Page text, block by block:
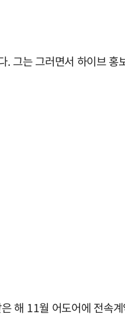
그는 그러면서 하이브 홍
해 11월 어도어에 전속